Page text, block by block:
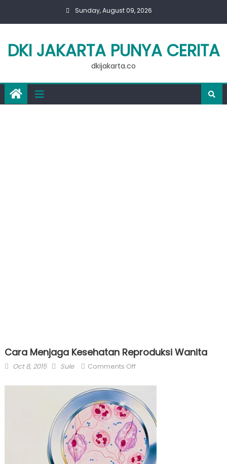
Sunday, August 09, 2026
DKI JAKARTA PUNYA CERITA
dkijakarta.co
Cara Menjaga Kesehatan Reproduksi Wanita
Posted
Oct 8, 2015 Author
Sule Comments Offon
Menjaga
Kesehatan
Reproduksi
Wanita